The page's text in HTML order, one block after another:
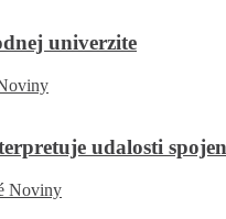
univerzite
udalosti
Noviny